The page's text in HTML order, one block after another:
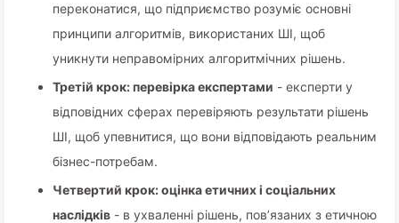
переконатися, що підприємство розуміє основні
принципи алгоритмів, використаних ШІ, щоб
уникнути неправомірних алгоритмічних рішень.
Третій крок: перевірка експертами - експерти у
відповідних сферах перевіряють результати рішень
ШІ, щоб упевнитися, що вони відповідають реальним
бізнес-потребам.
Четвертий крок: оцінка етичних і соціальних
наслідків - в ухваленні рішень, пов’язаних з етичною